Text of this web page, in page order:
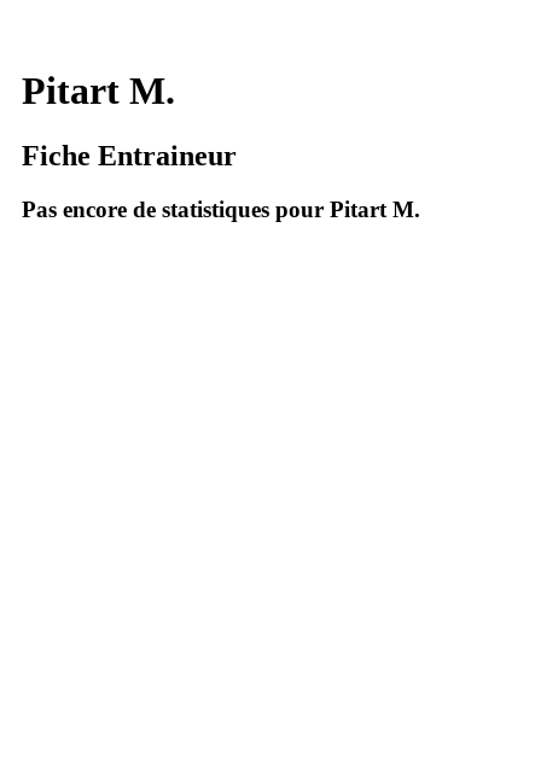
Pitart M.
Fiche Entraineur
Pas encore de statistiques pour Pitart M.